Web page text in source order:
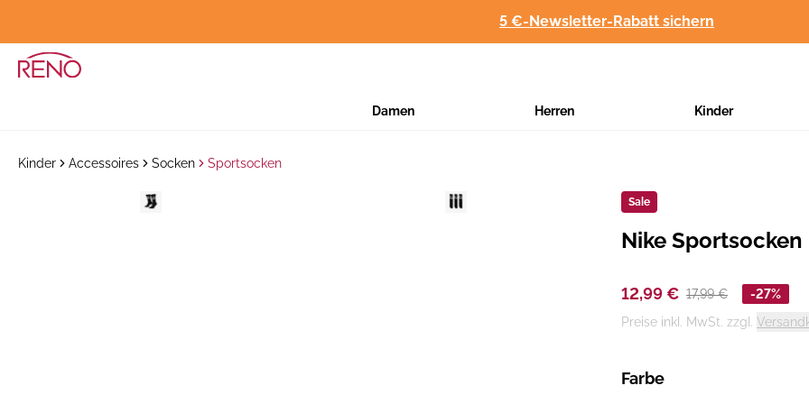
5 €-Newsletter-Rabatt sichern
Damen Herren Kinder
Kinder Accessoires Socken Sportsocken
Sale
Hersteller:
Nike Sportsocken
12,99 € 17,99 €
-27%
Preise inkl. MwSt. zzgl.
Farbe